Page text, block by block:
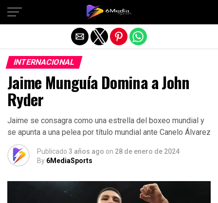
INTERNACIONAL
Jaime Munguía Domina a John
Ryder
Jaime se consagra como una estrella del boxeo mundial y
se apunta a una pelea por título mundial ante Canelo Álvarez
Publicado 3 años ago on 28 de enero de 2024
By 6MediaSports
Salir de la versión móvil